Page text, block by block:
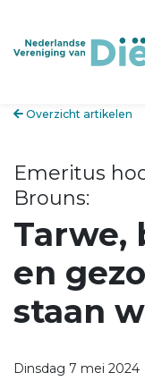
Overzicht artikelen
Emeritus
Brouns:
Tarwe,
en
staan
Dinsdag 7 mei 2024